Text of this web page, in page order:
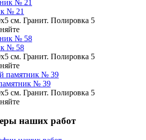
№ 21
см. Гранит. Полировка 5
№ 58
см. Гранит. Полировка 5
№ 39
см. Гранит. Полировка 5
наших работ